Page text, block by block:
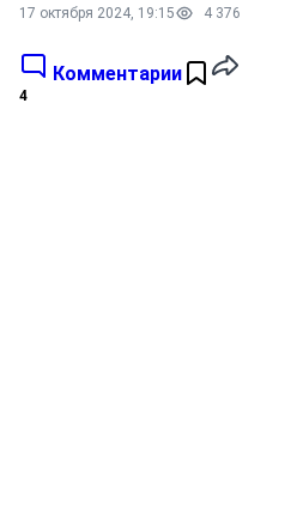
17 октября 2024, 19:15 4 376
Комментарии
4